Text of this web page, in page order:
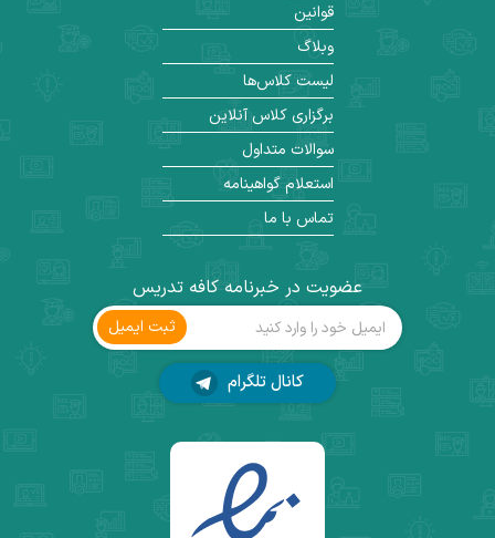
عضویت در خبرنامه کافه تدریس
ثبت ‌ایمیل
کانال تلگرام
قوانین
وبلاگ
لیست کلاس‌ها
برگزاری کلاس آنلاین
سوالات متداول
استعلام گواهینامه
تماس با ما